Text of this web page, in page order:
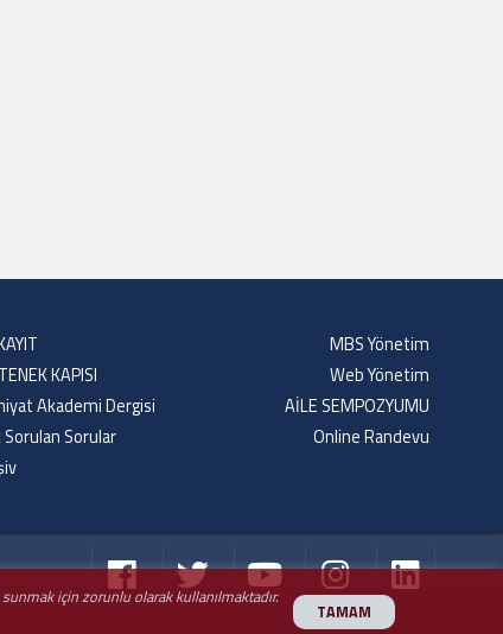
için zorunlu olarak kullanılmaktadır.
TAMAM
KAPISI
Akademi Dergisi
Sorulan Sorular
MBS Yönetim
Web Yönetim
AİLE SEMPOZYUMU
Online Randevu